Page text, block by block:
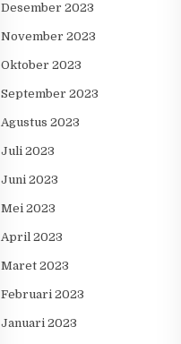
Desember 2023
November 2023
Oktober 2023
September 2023
Agustus 2023
Juli 2023
Juni 2023
Mei 2023
April 2023
Maret 2023
Februari 2023
Januari 2023